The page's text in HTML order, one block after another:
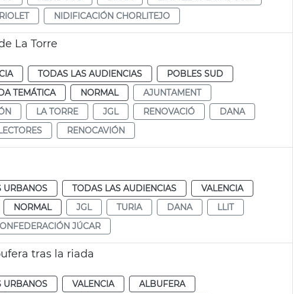
NIDIFICACIÓN CHORLITEJO
La Torre
TODAS LAS AUDIENCIAS
POBLES SUD
TEMÁTICA NORMAL
AJUNTAMENT
LA TORRE JGL RENOVACIÓ
DANA
RENOCAVIÓN
URBANOS TODAS LAS AUDIENCIAS
VALENCIA
NORMAL JGL TURIA DANA
LLIT
JÚCAR
tras la riada
URBANOS VALENCIA
ALBUFERA